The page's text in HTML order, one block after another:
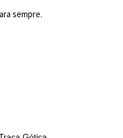
sempre.